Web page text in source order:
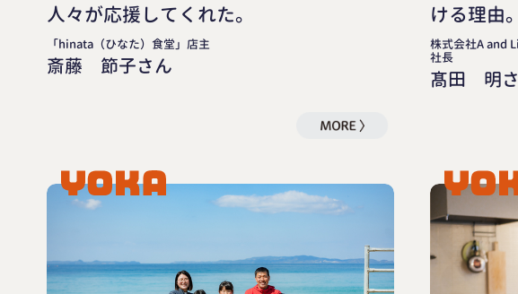
人々が応援してくれた。
「hinata（ひなた）食堂」店主
斎藤 節子さん
ける理由
株式会社A and
社長
髙田 明